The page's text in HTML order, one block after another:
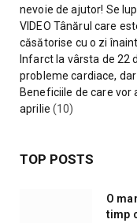
nevoie de ajutor! Se
VIDEO Tânărul care
căsătorise cu o zi
Infarct la vârsta de 22
probleme cardiace,
Beneficiile de care vor
aprilie (10)
TOP POSTS
O
timp